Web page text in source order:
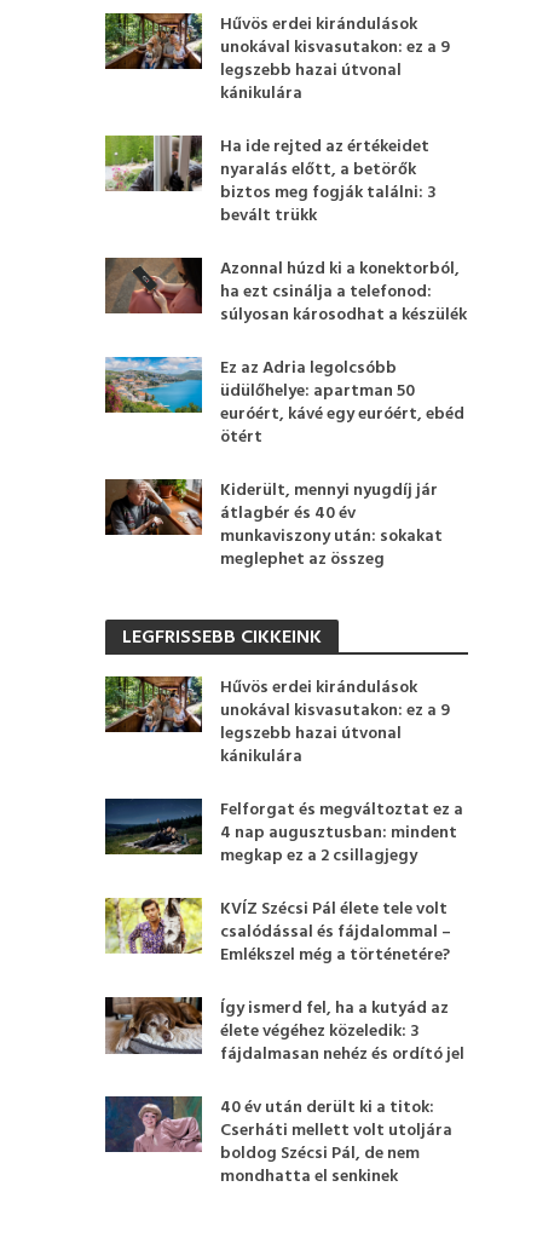
Hűvös erdei kirándulások
unokával kisvasutakon: ez a 9
legszebb hazai útvonal
kánikulára
Ha ide rejted az értékeidet
nyaralás előtt, a betörők
biztos meg fogják találni: 3
bevált trükk
Azonnal húzd ki a konektorból,
ha ezt csinálja a telefonod:
súlyosan károsodhat a készülék
Ez az Adria legolcsóbb
üdülőhelye: apartman 50
euróért, kávé egy euróért, ebéd
ötért
Kiderült, mennyi nyugdíj jár
átlagbér és 40 év
munkaviszony után: sokakat
meglephet az összeg
LEGFRISSEBB CIKKEINK
Hűvös erdei kirándulások
unokával kisvasutakon: ez a 9
legszebb hazai útvonal
kánikulára
Felforgat és megváltoztat ez a
4 nap augusztusban: mindent
megkap ez a 2 csillagjegy
KVÍZ Szécsi Pál élete tele volt
csalódással és fájdalommal –
Emlékszel még a történetére?
Így ismerd fel, ha a kutyád az
élete végéhez közeledik: 3
fájdalmasan nehéz és ordító jel
40 év után derült ki a titok:
Cserháti mellett volt utoljára
boldog Szécsi Pál, de nem
mondhatta el senkinek